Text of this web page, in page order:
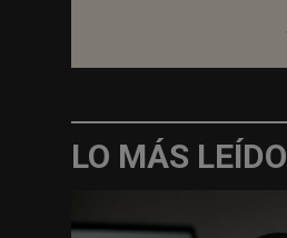
LO MÁS LEÍDO